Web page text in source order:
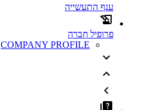
ענף התעשייה
פרופיל חברה
COMPANY PROFILE